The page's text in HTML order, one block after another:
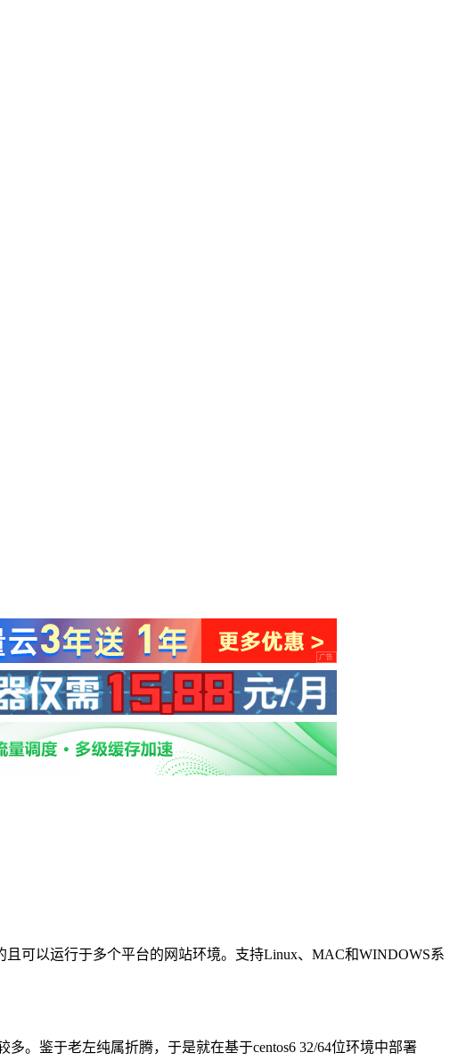
可以运行于多个平台的网站环境。支持Linux、MAC和WINDOWS系
。鉴于老左纯属折腾，于是就在基于centos6 32/64位环境中部署